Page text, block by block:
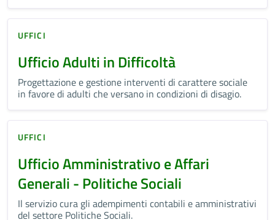
UFFICI
Ufficio Adulti in Difficoltà
Progettazione e gestione interventi di carattere sociale
in favore di adulti che versano in condizioni di disagio.
UFFICI
Ufficio Amministrativo e Affari
Generali - Politiche Sociali
Il servizio cura gli adempimenti contabili e amministrativi
del settore Politiche Sociali.